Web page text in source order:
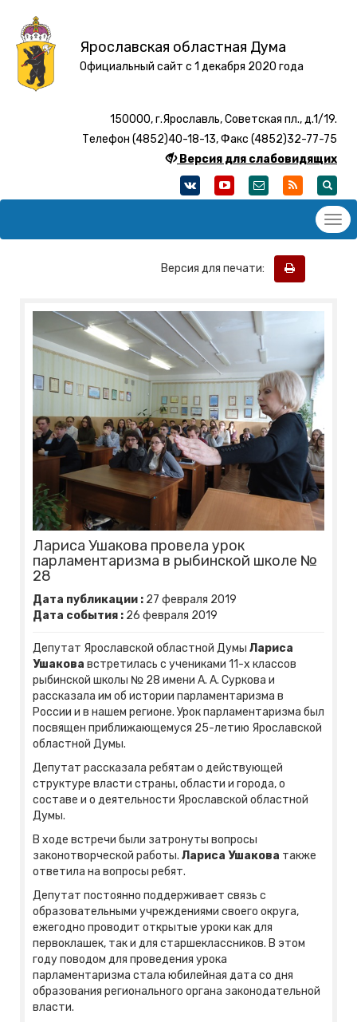
Ярославская областная Дума
Официальный сайт с 1 декабря 2020 года
150000, г.Ярославль, Советская пл., д.1/19.
Телефон (4852)40-18-13, Факс (4852)32-77-75
Версия для слабовидящих
Версия для печати:
Лариса Ушакова провела урок
парламентаризма в рыбинской школе №
28
Дата публикации : 27 февраля 2019
Дата события : 26 февраля 2019
Депутат Ярославской областной Думы Лариса
Ушакова встретилась с учениками 11-х классов
рыбинской школы № 28 имени А. А. Суркова и
рассказала им об истории парламентаризма в
России и в нашем регионе. Урок парламентаризма был
посвящен приближающемуся 25-летию Ярославской
областной Думы.
Депутат рассказала ребятам о действующей
структуре власти страны, области и города, о
составе и о деятельности Ярославской областной
Думы.
В ходе встречи были затронуты вопросы
законотворческой работы. Лариса Ушакова также
ответила на вопросы ребят.
Депутат постоянно поддерживает связь с
образовательными учреждениями своего округа,
ежегодно проводит открытые уроки как для
первоклашек, так и для старшеклассников. В этом
году поводом для проведения урока
парламентаризма стала юбилейная дата со дня
образования регионального органа законодательной
власти.